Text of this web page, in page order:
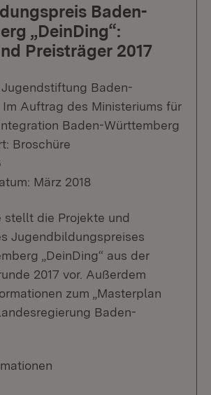
Baden-
„DeinDing“:
Preisträger 2017
Baden-
Auftrag des Ministeriums für
Baden-Württemberg
Broschüre
März 2018
stellt die Projekte und
Jugendbildungspreises
„DeinDing“ aus der
2017 vor. Außerdem
zum „Masterplan
Baden-